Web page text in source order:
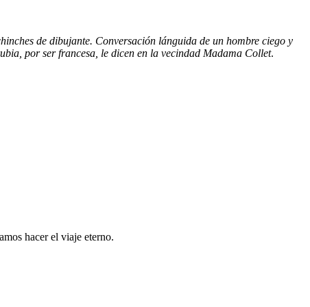
de dibujante. Conversación lánguida de un hombre ciego y
por ser francesa, le dicen en la vecindad Madama Collet.
hacer el viaje eterno.